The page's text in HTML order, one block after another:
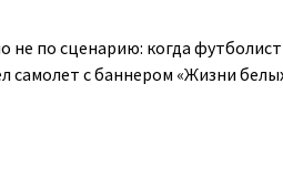
не по сценарию: когда
самолет с баннером «Жизни